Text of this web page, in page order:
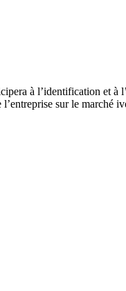
à l’identification et à
sur le marché